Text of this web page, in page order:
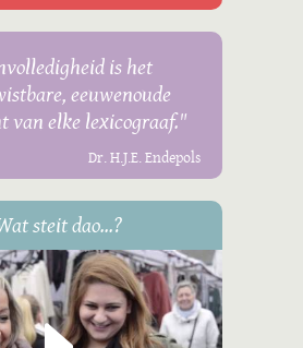
is het
eeuwenoude
van elke lexicograaf."
Dr. H.J.E. Endepols
steit dao...?